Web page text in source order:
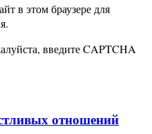
в этом браузере для
введите CAPTCHA
отношений